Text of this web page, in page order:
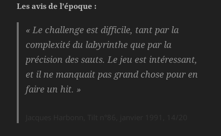
Les avis de l’époque :
« Le challenge est difficile, tant par la
complexité du labyrinthe que par la
précision des sauts. Le jeu est intéressant,
et il ne manquait pas grand chose pour en
faire un hit. »